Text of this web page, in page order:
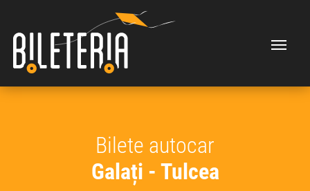
Bilete autocar
Galați - Tulcea